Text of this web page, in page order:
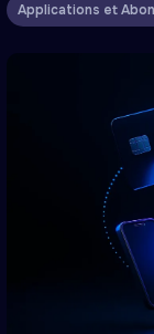
Applications et